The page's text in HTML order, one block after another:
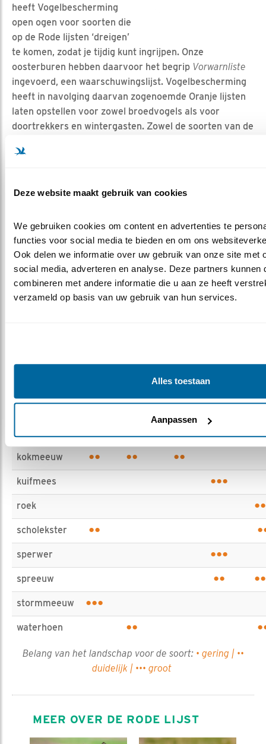
Deze website maakt gebruik van cookies
We gebruiken cookies om content en advertenties te
functies voor social media te bieden en om ons
Ook delen we informatie over uw gebruik van onze site met
social media, adverteren en analyse. Deze partners kunnen
combineren met andere informatie die u aan ze heeft
verzameld op basis van uw gebruik van hun services.
Alles toestaan
Aanpassen
heeft Vogelbescherming
open ogen voor soorten die
op de Rode lijsten ‘dreigen’
te komen, zodat je tijdig kunt ingrijpen. Onze
oosterburen hebben daarvoor het begrip Vorwarnliste
ingevoerd, een waarschuwingslijst. Vogelbescherming
heeft in navolging daarvan zogenoemde Oranje lijsten
laten opstellen voor zowel broedvogels als voor
doortrekkers en wintergasten. Zowel de soorten van de
speciale aandacht: hoe kunnen deze soorten
Nederlandse
naam
&
Duin
Zoet
&
moeras
Heide &
hoogveen
Bos
baardman •••
kleine
••• • •
••• •
kokmeeuw •• •• ••
kuifmees •••
roek
scholekster ••
sperwer •••
spreeuw ••
stormmeeuw •••
waterhoen ••
Belang van het landschap voor de soort: • gering | ••
duidelijk | ••• groot
MEER OVER DE RODE LIJST